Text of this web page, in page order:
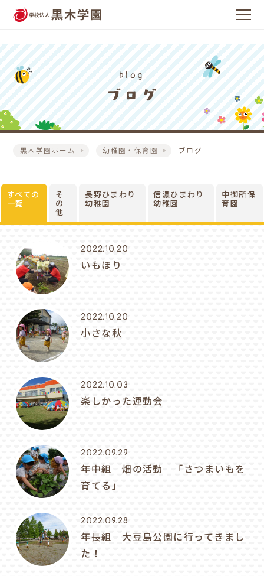
blog
黒木学園ホーム 幼稚園・保育園 ブログ
すべての
一覧
そ
の
他
長野ひまわり
幼稚園
信濃ひまわり
幼稚園
中御所保
育園
2022.10.20
いもほり
2022.10.20
小さな秋
2022.10.03
楽しかった運動会
2022.09.29
年中組 畑の活動 「さつまいもを
育てる」
2022.09.28
年長組 大豆島公園に行ってきまし
た！